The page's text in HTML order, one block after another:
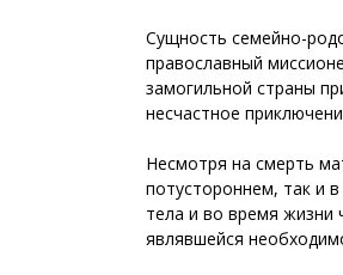
Сущность семейно-
православный
замогильной страны
несчастное
Несмотря на смерть
потустороннем, так и
тела и во время жизни
являвшейся